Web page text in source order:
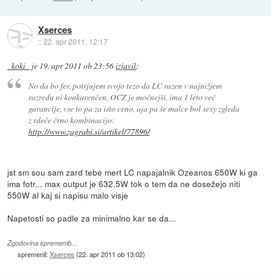
Xserces
::22. apr 2011, 12:17
_koki_ je 19. apr 2011 ob 23:56izjavil:
No da bo fer, potrjujem svojo tezo da LC razen v najnižjem
razredu ni konkurenčen, OCZ je močnejši, ima 1 leto več
garancije, vse to pa za isto ceno, aja pa še malce bol sexy zgleda
z rdeče črno kombinacijo:
http://www.zagrabi.si/artikel/77896/
jst sm sou sam zard tebe mert LC napajalnik Ozeanos 650W ki ga
ima fotr... max output je 632,5W tok o tem da ne dosežejo niti
550W al kaj si napisu malo visje
Napetosti so padle za minimalno kar se da...
Zgodovina sprememb…
spremenil:Xserces (22. apr 2011 ob 13:02)